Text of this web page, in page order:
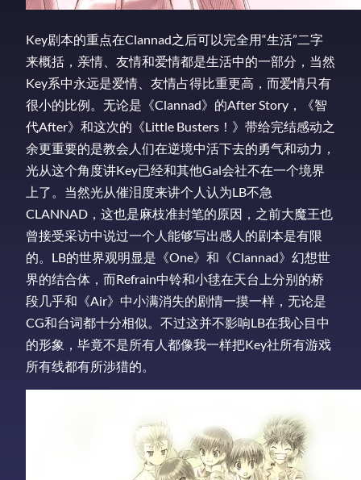
Key剧本的重点在Clannad之后可以完全用“生活”二字
来概括，亲情、友情和爱情都是生活中的一部分，当然
Key系中永远是爱情、友情占得比重更高，而爱情只有
很小的比例。无论是《Clannad》的After Story，《智
代After》和这次的《Little Busters！》带给完结感动之
余更重要的是教会人们在逆境中活下去的勇气和动力，
光从这个角度讲Key已经和其他Gal会社不在一个境界
上了。当然光从催泪度来讲个人认为LB不急
CLANNAD，这也是麻枝准封笔的原因，之前大魔王也
曾接受采访中说过一个人能够写出感人的剧本是有限
的。LB的世界观明显是《One》和《Clannad》幻想世
界的结合体，而Refrain中铃和小毬在天台上分别的桥
段几乎和《Air》中小满消失的剧情一摸一样，无论是
CG和台词都十分相似。不过这并不影响LB在我心目中
的形象，毕竟不是所有人都像我一样把Key社所有游戏
所有线都有所涉猎的。